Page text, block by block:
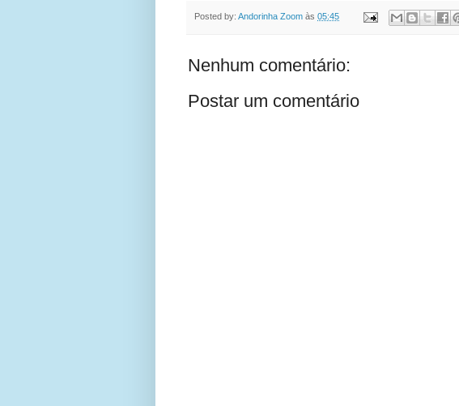
Posted by: Andorinha Zoom às 05:45
Nenhum comentário:
Postar um comentário